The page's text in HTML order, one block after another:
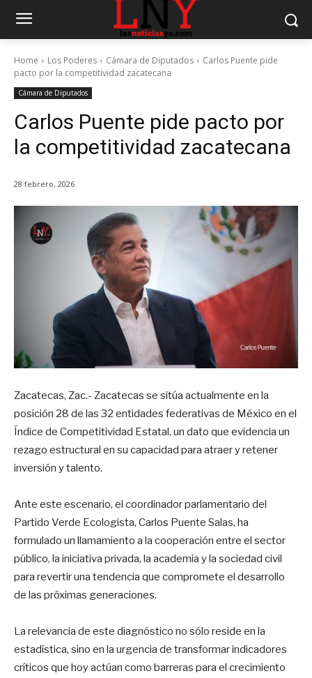
Home Los Poderes Cámara de Diputados
Carlos Puente pide
pacto por la competitividad zacatecana
Cámara de Diputados
Carlos Puente pide pacto por
la competitividad zacatecana
28 febrero, 2026
Zacatecas, Zac.- Zacatecas se sitúa actualmente en la
posición 28 de las 32 entidades federativas de México en el
Índice de Competitividad Estatal, un dato que evidencia un
rezago estructural en su capacidad para atraer y retener
inversión y talento.
Ante este escenario, el coordinador parlamentario del
Partido Verde Ecologista, Carlos Puente Salas, ha
formulado un llamamiento a la cooperación entre el sector
público, la iniciativa privada, la academia y la sociedad civil
para revertir una tendencia que compromete el desarrollo
de las próximas generaciones.
La relevancia de este diagnóstico no sólo reside en la
estadística, sino en la urgencia de transformar indicadores
críticos que hoy actúan como barreras para el crecimiento